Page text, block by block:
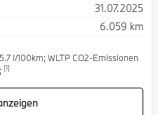
31.07.2025
6.059 km
l/100km; WLTP CO2-Emissionen
[1]